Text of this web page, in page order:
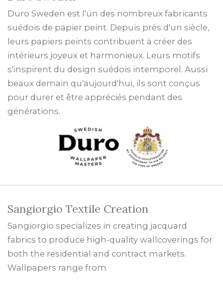
Duro Sweden est l'un des nombreux fabricants
suédois de papier peint. Depuis près d'un siècle,
leurs papiers peints contribuent à créer des
intérieurs joyeux et harmonieux. Leurs motifs
s'inspirent du design suédois intemporel. Aussi
beaux demain qu'aujourd'hui, ils sont conçus
pour durer et être appréciés pendant des
générations.
Sangiorgio Textile Creation
Sangiorgio specializes in creating jacquard
fabrics to produce high-quality wallcoverings for
both the residential and contract markets.
Wallpapers range from